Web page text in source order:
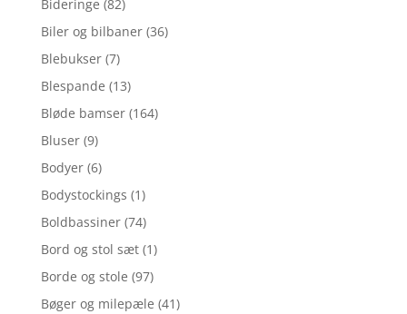
Bideringe (82)
Biler og bilbaner (36)
Blebukser (7)
Blespande (13)
Bløde bamser (164)
Bluser (9)
Bodyer (6)
Bodystockings (1)
Boldbassiner (74)
Bord og stol sæt (1)
Borde og stole (97)
Bøger og milepæle (41)